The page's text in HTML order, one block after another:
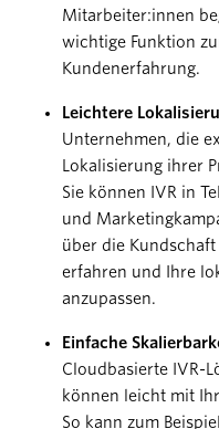
Mitarbeiter:innen
wichtige Funktion
Kundenerfahrung.
Leichtere
Unternehmen, die
Lokalisierung ihrer
Sie können IVR in
und
über die
erfahren und Ihre
anzupassen.
Einfache
Cloudbasierte IVR-
können leicht mit
So kann zum Beispiel